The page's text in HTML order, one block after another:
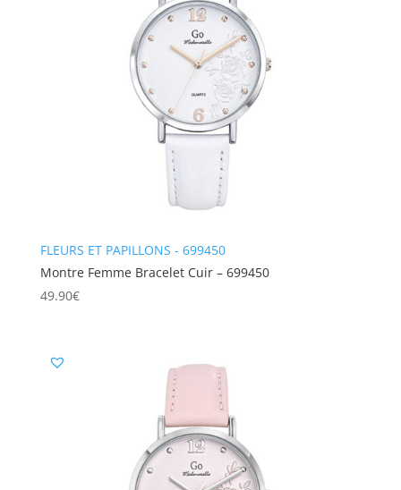
FLEURS ET PAPILLONS - 699450
Montre Femme Bracelet Cuir – 699450
49.90€